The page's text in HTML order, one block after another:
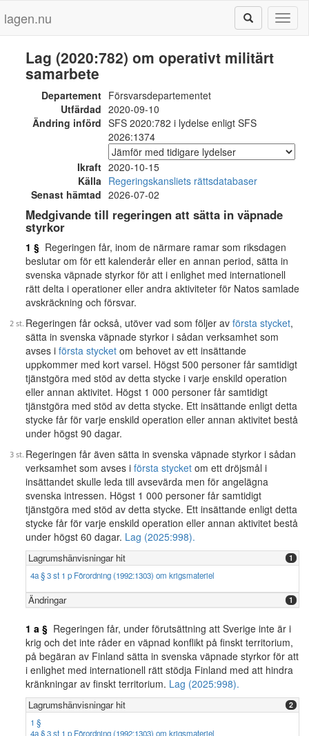
lagen.nu
Lag (2020:782) om operativt militärt
samarbete
Departement Försvarsdepartementet
Utfärdad 2020-09-10
Ändring införd SFS 2020:782 i lydelse enligt SFS
2026:1374
Ikraft 2020-10-15
Källa Regeringskansliets rättsdatabaser
Senast hämtad 2026-07-02
Medgivande till regeringen att sätta in väpnade
styrkor
1 § Regeringen får, inom de närmare ramar som riksdagen
beslutar om för ett kalenderår eller en annan period, sätta in
svenska väpnade styrkor för att i enlighet med internationell
rätt delta i operationer eller andra aktiviteter för Natos samlade
avskräckning och försvar.
Regeringen får också, utöver vad som följer av första stycket,
sätta in svenska väpnade styrkor i sådan verksamhet som
avses i första stycket om behovet av ett insättande
uppkommer med kort varsel. Högst 500 personer får samtidigt
tjänstgöra med stöd av detta stycke i varje enskild operation
eller annan aktivitet. Högst 1 000 personer får samtidigt
tjänstgöra med stöd av detta stycke. Ett insättande enligt detta
stycke får för varje enskild operation eller annan aktivitet bestå
under högst 90 dagar.
Regeringen får även sätta in svenska väpnade styrkor i sådan
verksamhet som avses i första stycket om ett dröjsmål i
insättandet skulle leda till avsevärda men för angelägna
svenska intressen. Högst 1 000 personer får samtidigt
tjänstgöra med stöd av detta stycke. Ett insättande enligt detta
stycke får för varje enskild operation eller annan aktivitet bestå
under högst 60 dagar. Lag (2025:998).
Lagrumshänvisningar hit 1
4a § 3 st 1 p Förordning (1992:1303) om krigsmateriel
Ändringar 1
1 a § Regeringen får, under förutsättning att Sverige inte är i
krig och det inte råder en väpnad konflikt på finskt territorium,
på begäran av Finland sätta in svenska väpnade styrkor för att
i enlighet med internationell rätt stödja Finland med att hindra
kränkningar av finskt territorium. Lag (2025:998).
Lagrumshänvisningar hit 2
1 §
4a § 3 st 1 p Förordning (1992:1303) om krigsmateriel